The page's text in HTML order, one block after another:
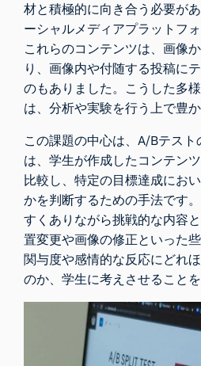
材と積極的に向き合う必要が
ーシャルメディアプラットフ
これらのコンテンツは、画像
り、画像内や付随する投稿に
のもありました。こうした多
は、分析や実験を行う上で豊
この課題の中心は、A/Bテス
は、学生が作成したコンテン
比較し、特定の目標達成にお
かを判断するための手法です
すくありながら挑戦的な内容
置変更や画像の修正といった
関与度や感情的な反応にどれ
のか、学生に考えさせること